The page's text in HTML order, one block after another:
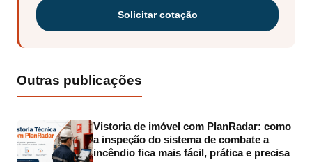
Solicitar cotação
Outras publicações
Vistoria de imóvel com PlanRadar: como
a inspeção do sistema de combate a
incêndio fica mais fácil, prática e precisa